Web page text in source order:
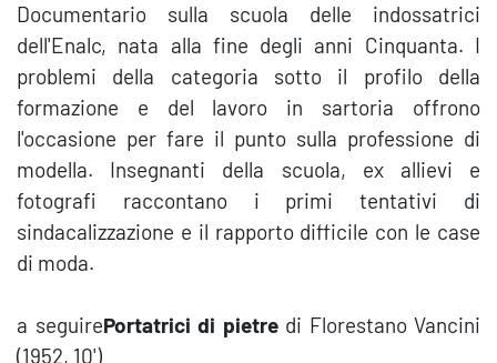
Documentario sulla scuola delle indossatrici
dell'Enalc, nata alla fine degli anni Cinquanta. I
problemi della categoria sotto il profilo della
formazione e del lavoro in sartoria offrono
l'occasione per fare il punto sulla professione di
modella. Insegnanti della scuola, ex allievi e
fotografi raccontano i primi tentativi di
sindacalizzazione e il rapporto difficile con le case
di moda.
a seguirePortatrici di pietredi Florestano Vancini
(1952, 10')